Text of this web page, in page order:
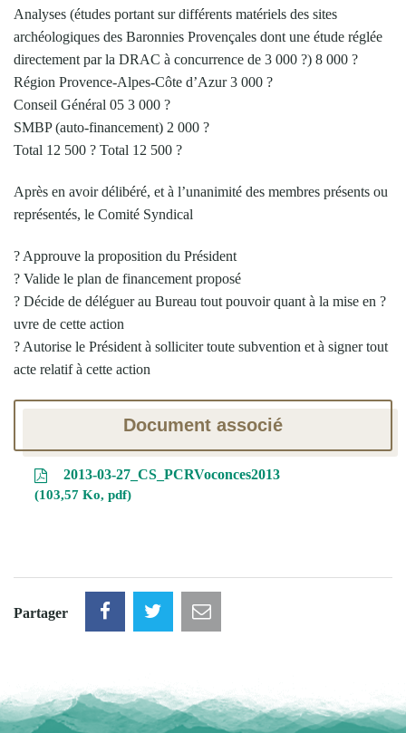
Analyses (études portant sur différents matériels des sites
archéologiques des Baronnies Provençales dont une étude réglée
directement par la DRAC à concurrence de 3 000 ?) 8 000 ?
Région Provence-Alpes-Côte d’Azur 3 000 ?
Conseil Général 05 3 000 ?
SMBP (auto-financement) 2 000 ?
Total 12 500 ? Total 12 500 ?
Après en avoir délibéré, et à l’unanimité des membres présents ou
représentés, le Comité Syndical
? Approuve la proposition du Président
? Valide le plan de financement proposé
? Décide de déléguer au Bureau tout pouvoir quant à la mise en ?
uvre de cette action
? Autorise le Président à solliciter toute subvention et à signer tout
acte relatif à cette action
Document associé
2013-03-27_CS_PCRVoconces2013
103,57 Ko, pdf
Partager